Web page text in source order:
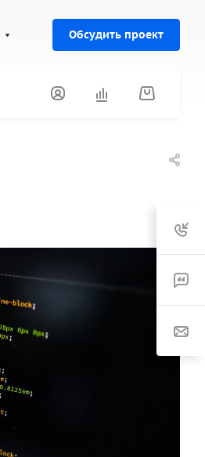
Обсудить проект